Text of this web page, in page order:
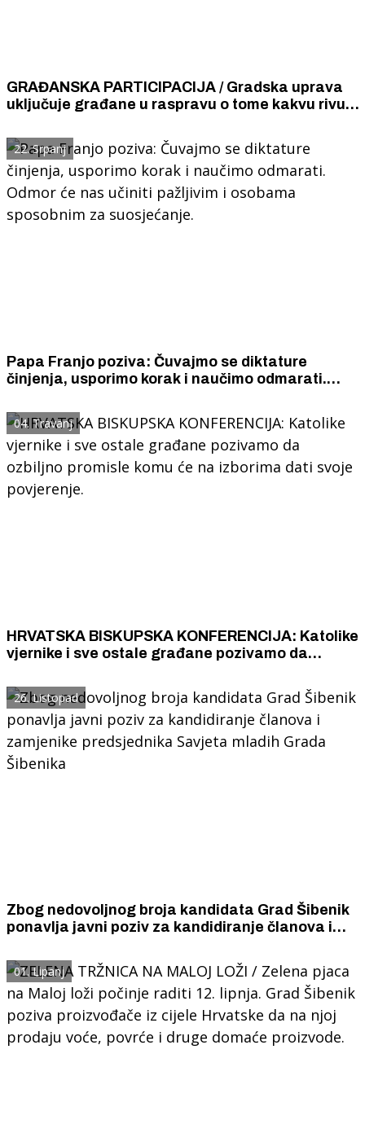
GRAĐANSKA PARTICIPACIJA / Gradska uprava
uključuje građane u raspravu o tome kakvu rivu
22. Srpanj
Papa Franjo poziva: Čuvajmo se diktature
činjenja, usporimo korak i naučimo odmarati.
sposobnim za suosjećanje.
04. Travanj
HRVATSKA BISKUPSKA KONFERENCIJA: Katolike
vjernike i sve ostale građane pozivamo da
povjerenje.
26. Listopad
Zbog nedovoljnog broja kandidata Grad Šibenik
ponavlja javni poziv za kandidiranje članova i
Šibenika
01. Lipanj